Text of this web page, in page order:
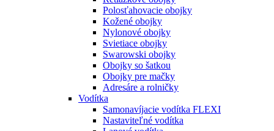
Polosťahovacie obojky
Kožené obojky
Nylonové obojky
Svietiace obojky
Swarowski obojky
Obojky so šatkou
Obojky pre mačky
Adresáre a rolničky
Vodítka
Samonavíjacie vodítka FLEXI
Nastaviteľné vodítka